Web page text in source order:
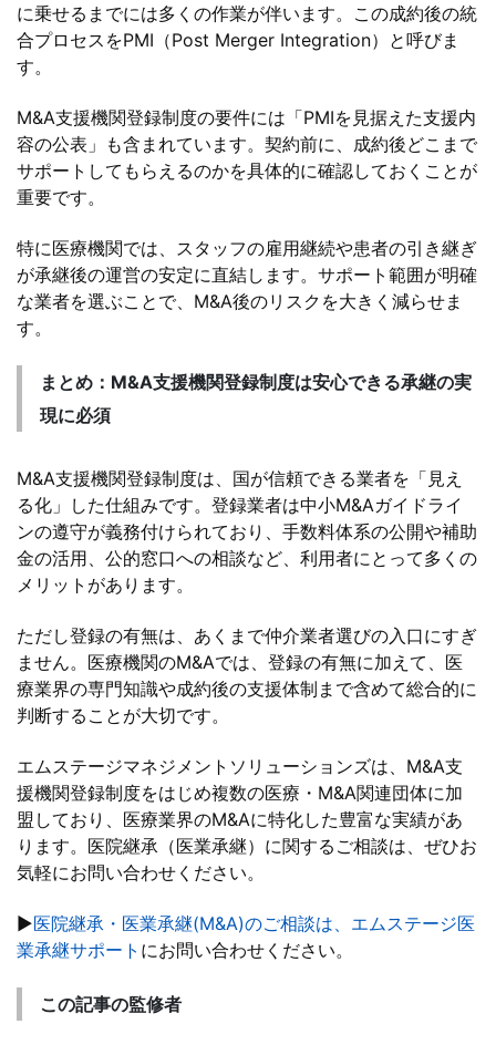
に乗せるまでには多くの作業が伴います。この成約後の統
合プロセスをPMI（Post Merger Integration）と呼びま
す。
M&A支援機関登録制度の要件には「PMIを見据えた支援内
容の公表」も含まれています。契約前に、成約後どこまで
サポートしてもらえるのかを具体的に確認しておくことが
重要です。
特に医療機関では、スタッフの雇用継続や患者の引き継ぎ
が承継後の運営の安定に直結します。サポート範囲が明確
な業者を選ぶことで、M&A後のリスクを大きく減らせま
す。
まとめ：M&A支援機関登録制度は安心できる承継の実
現に必須
M&A支援機関登録制度は、国が信頼できる業者を「見え
る化」した仕組みです。登録業者は中小M&Aガイドライ
ンの遵守が義務付けられており、手数料体系の公開や補助
金の活用、公的窓口への相談など、利用者にとって多くの
メリットがあります。
ただし登録の有無は、あくまで仲介業者選びの入口にすぎ
ません。医療機関のM&Aでは、登録の有無に加えて、医
療業界の専門知識や成約後の支援体制まで含めて総合的に
判断することが大切です。
エムステージマネジメントソリューションズは、M&A支
援機関登録制度をはじめ複数の医療・M&A関連団体に加
盟しており、医療業界のM&Aに特化した豊富な実績があ
ります。医院継承（医業承継）に関するご相談は、ぜひお
気軽にお問い合わせください。
▶医院継承・医業承継(M&A)のご相談は、エムステージ医
業承継サポート にお問い合わせください。
この記事の監修者